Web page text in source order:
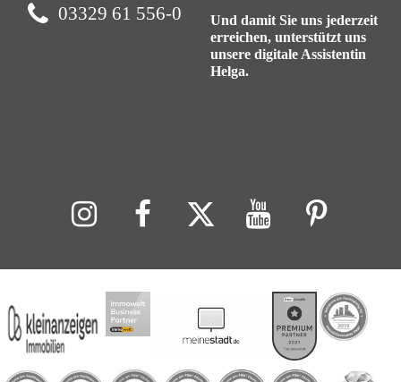
03329 61 556-0
Und damit Sie uns jederzeit
erreichen, unterstützt uns
unsere digitale Assistentin
Helga.